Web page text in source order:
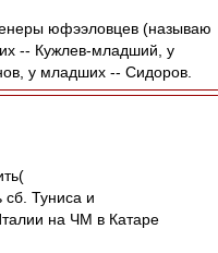
юфээловцев (называю
-- Кужлев-младший, у
у младших -- Сидоров.
сб. Туниса и
на ЧМ в Катаре